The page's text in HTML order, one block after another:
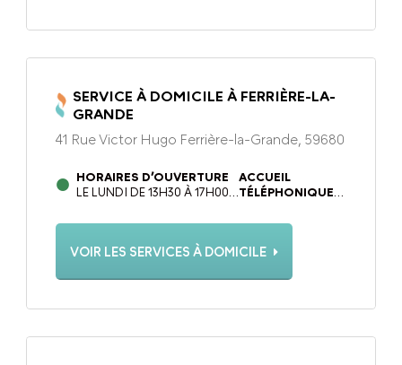
SERVICE À DOMICILE À FERRIÈRE-LA-
GRANDE
41 Rue Victor Hugo Ferrière-la-Grande, 59680
HORAIRES D’OUVERTURE
LE LUNDI DE 13H30 À 17H00
DE 09H00 À 12H30 ET DE
ACCUEIL
TÉLÉPHONIQUE
VENDREDI DE
DE 13H30 À 17H00
VOIR LES SERVICES À DOMICILE